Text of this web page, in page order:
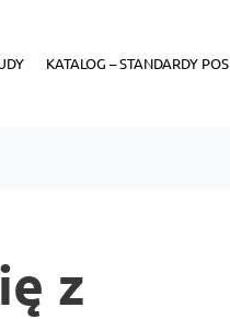
KATALOG – STANDARDY POS
z